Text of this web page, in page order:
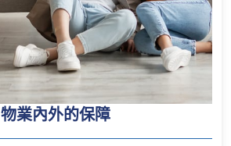
物業內外的保障